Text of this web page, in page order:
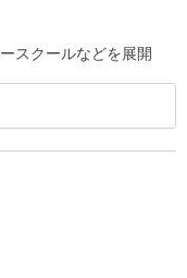
スクールなどを展開